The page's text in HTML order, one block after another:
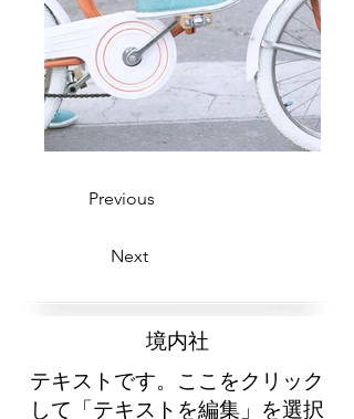
Previous
Next
​境内社
テキストです。ここをクリック
して「テキストを編集」を選択